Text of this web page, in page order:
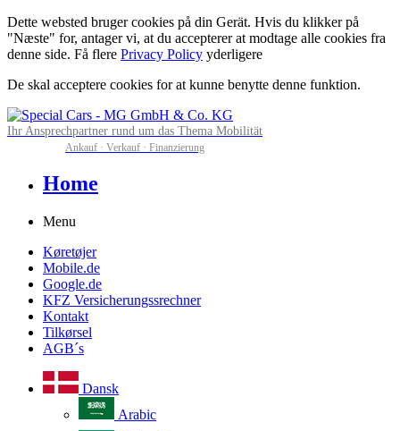
Dette websted bruger cookies på din Gerät. Hvis du klikker på
"Næste" for, antager vi, at du accepterer at modtage alle cookies fra
denne side. Få flere Privacy Policy yderligere
De skal acceptere cookies for at kunne benytte denne funktion.
Ihr Ansprechpartner rund um das Thema Mobilität
Ankauf · Verkauf · Finanzierung
Home
Menu
Køretøjer
Mobile.de
Google.de
KFZ Versicherungssrechner
Kontakt
Tilkørsel
AGB´s
Dansk
Arabic